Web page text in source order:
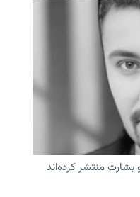
منتشر کرده‌اند